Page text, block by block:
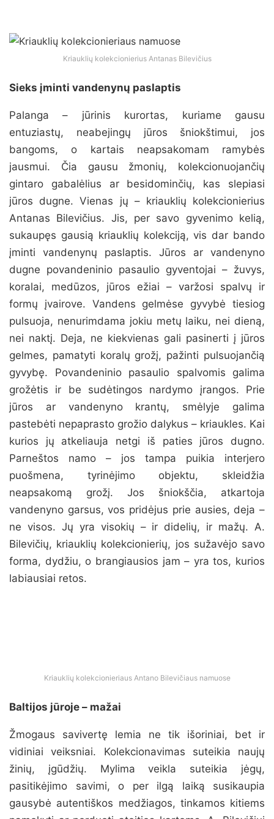
Kriauklių kolekcionierius Antanas Bilevičius
Sieks įminti vandenynų paslaptis
Palanga – jūrinis kurortas, kuriame gausu
entuziastų, neabejingų jūros šniokštimui, jos
bangoms, o kartais neapsakomam ramybės
jausmui. Čia gausu žmonių, kolekcionuojančių
gintaro gabalėlius ar besidominčių, kas slepiasi
jūros dugne. Vienas jų – kriauklių kolekcionierius
Antanas Bilevičius. Jis, per savo gyvenimo kelią,
sukaupęs gausią kriauklių kolekciją, vis dar bando
įminti vandenynų paslaptis. Jūros ar vandenyno
dugne povandeninio pasaulio gyventojai – žuvys,
koralai, medūzos, jūros ežiai – varžosi spalvų ir
formų įvairove. Vandens gelmėse gyvybė tiesiog
pulsuoja, nenurimdama jokiu metų laiku, nei dieną,
nei naktį. Deja, ne kiekvienas gali pasinerti į jūros
gelmes, pamatyti koralų grožį, pažinti pulsuojančią
gyvybę. Povandeninio pasaulio spalvomis galima
grožėtis ir be sudėtingos nardymo įrangos. Prie
jūros ar vandenyno krantų, smėlyje galima
pastebėti nepaprasto grožio dalykus – kriaukles. Kai
kurios jų atkeliauja netgi iš paties jūros dugno.
Parneštos namo – jos tampa puikia interjero
puošmena, tyrinėjimo objektu, skleidžia
neapsakomą grožį. Jos šniokščia, atkartoja
vandenyno garsus, vos pridėjus prie ausies, deja –
ne visos. Jų yra visokių – ir didelių, ir mažų. A.
Bilevičių, kriauklių kolekcionierių, jos sužavėjo savo
forma, dydžiu, o brangiausios jam – yra tos, kurios
labiausiai retos.
Kriauklių kolekcionieriaus Antano Bilevičiaus namuose
Baltijos jūroje – mažai
Žmogaus savivertę lemia ne tik išoriniai, bet ir
vidiniai veiksniai. Kolekcionavimas suteikia naujų
žinių, įgūdžių. Mylima veikla suteikia jėgų,
pasitikėjimo savimi, o per ilgą laiką susikaupia
gausybė autentiškos medžiagos, tinkamos kitiems